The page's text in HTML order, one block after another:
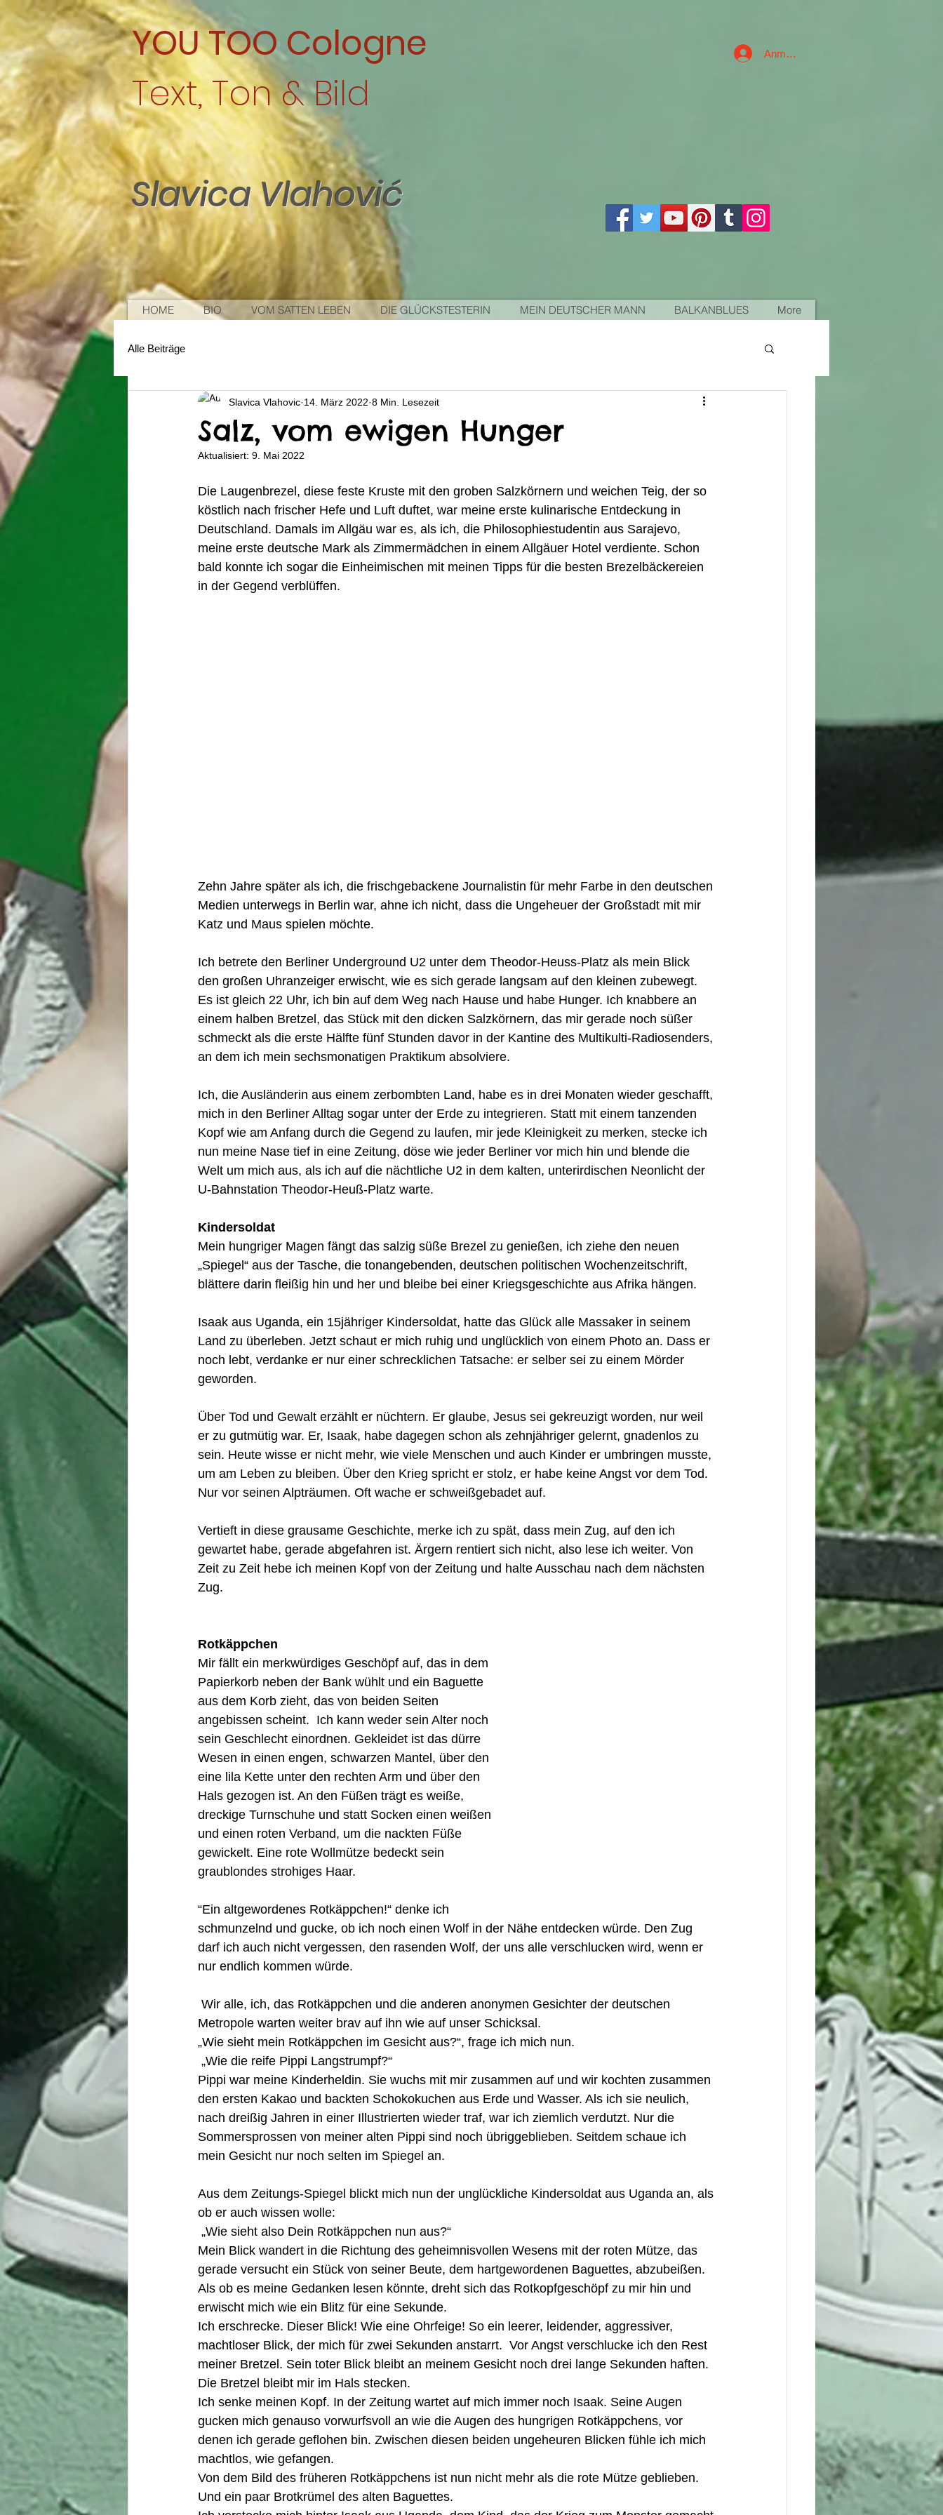
YOU TOO Cologne
Text, Ton & Bild
Slavica Vlahović
Anmelden
HOME BIO VOM SATTEN LEBEN DIE GLÜCKSTESTERIN MEIN DEUTSCHER MANN BALKANBLUES More
Alle Beiträge
Salz, vom ewigen Hunger
Slavica Vlahovic 14. März 2022 8 Min. Lesezeit
Aktualisiert: 9. Mai 2022
Die Laugenbrezel, diese feste Kruste mit den groben Salzkörnern und weichen Teig, der so
köstlich nach frischer Hefe und Luft duftet, war meine erste kulinarische Entdeckung in
Deutschland. Damals im Allgäu war es, als ich, die Philosophiestudentin aus Sarajevo,
meine erste deutsche Mark als Zimmermädchen in einem Allgäuer Hotel verdiente. Schon
bald konnte ich sogar die Einheimischen mit meinen Tipps für die besten Brezelbäckereien
in der Gegend verblüffen.
Zehn Jahre später als ich, die frischgebackene Journalistin für mehr Farbe in den deutschen
Medien unterwegs in Berlin war, ahne ich nicht, dass die Ungeheuer der Großstadt mit mir
Katz und Maus spielen möchte.
Ich betrete den Berliner Underground U2 unter dem Theodor-Heuss-Platz als mein Blick
den großen Uhranzeiger erwischt, wie es sich gerade langsam auf den kleinen zubewegt.
Es ist gleich 22 Uhr, ich bin auf dem Weg nach Hause und habe Hunger. Ich knabbere an
einem halben Bretzel, das Stück mit den dicken Salzkörnern, das mir gerade noch süßer
schmeckt als die erste Hälfte fünf Stunden davor in der Kantine des Multikulti-Radiosenders,
an dem ich mein sechsmonatigen Praktikum absolviere.
Ich, die Ausländerin aus einem zerbombten Land, habe es in drei Monaten wieder geschafft,
mich in den Berliner Alltag sogar unter der Erde zu integrieren. Statt mit einem tanzenden
Kopf wie am Anfang durch die Gegend zu laufen, mir jede Kleinigkeit zu merken, stecke ich
nun meine Nase tief in eine Zeitung, döse wie jeder Berliner vor mich hin und blende die
Welt um mich aus, als ich auf die nächtliche U2 in dem kalten, unterirdischen Neonlicht der
U-Bahnstation Theodor-Heuß-Platz warte.
Kindersoldat
Mein hungriger Magen fängt das salzig süße Brezel zu genießen, ich ziehe den neuen
„Spiegel“ aus der Tasche, die tonangebenden, deutschen politischen Wochenzeitschrift,
blättere darin fleißig hin und her und bleibe bei einer Kriegsgeschichte aus Afrika hängen.
Isaak aus Uganda, ein 15jähriger Kindersoldat, hatte das Glück alle Massaker in seinem
Land zu überleben. Jetzt schaut er mich ruhig und unglücklich von einem Photo an. Dass er
noch lebt, verdanke er nur einer schrecklichen Tatsache: er selber sei zu einem Mörder
geworden.
Über Tod und Gewalt erzählt er nüchtern. Er glaube, Jesus sei gekreuzigt worden, nur weil
er zu gutmütig war. Er, Isaak, habe dagegen schon als zehnjähriger gelernt, gnadenlos zu
sein. Heute wisse er nicht mehr, wie viele Menschen und auch Kinder er umbringen musste,
um am Leben zu bleiben. Über den Krieg spricht er stolz, er habe keine Angst vor dem Tod.
Nur vor seinen Alpträumen. Oft wache er schweißgebadet auf.
Vertieft in diese grausame Geschichte, merke ich zu spät, dass mein Zug, auf den ich
gewartet habe, gerade abgefahren ist. Ärgern rentiert sich nicht, also lese ich weiter. Von
Zeit zu Zeit hebe ich meinen Kopf von der Zeitung und halte Ausschau nach dem nächsten
Zug.
Rotkäppchen
Mir fällt ein merkwürdiges Geschöpf auf, das in dem
Papierkorb neben der Bank wühlt und ein Baguette
aus dem Korb zieht, das von beiden Seiten
angebissen scheint.  Ich kann weder sein Alter noch
sein Geschlecht einordnen. Gekleidet ist das dürre
Wesen in einen engen, schwarzen Mantel, über den
eine lila Kette unter den rechten Arm und über den
Hals gezogen ist. An den Füßen trägt es weiße,
dreckige Turnschuhe und statt Socken einen weißen
und einen roten Verband, um die nackten Füße
gewickelt. Eine rote Wollmütze bedeckt sein
graublondes strohiges Haar.
“Ein altgewordenes Rotkäppchen!“ denke ich
schmunzelnd und gucke, ob ich noch einen Wolf in der Nähe entdecken würde. Den Zug
darf ich auch nicht vergessen, den rasenden Wolf, der uns alle verschlucken wird, wenn er
nur endlich kommen würde.
Metropole warten weiter brav auf ihn wie auf unser Schicksal.
„Wie sieht mein Rotkäppchen im Gesicht aus?“, frage ich mich nun.
„Wie die reife Pippi Langstrumpf?“
Pippi war meine Kinderheldin. Sie wuchs mit mir zusammen auf und wir kochten zusammen
den ersten Kakao und backten Schokokuchen aus Erde und Wasser. Als ich sie neulich,
nach dreißig Jahren in einer Illustrierten wieder traf, war ich ziemlich verdutzt. Nur die
Sommersprossen von meiner alten Pippi sind noch übriggeblieben. Seitdem schaue ich
mein Gesicht nur noch selten im Spiegel an.
Aus dem Zeitungs-Spiegel blickt mich nun der unglückliche Kindersoldat aus Uganda an, als
ob er auch wissen wolle:
„Wie sieht also Dein Rotkäppchen nun aus?“
Mein Blick wandert in die Richtung des geheimnisvollen Wesens mit der roten Mütze, das
gerade versucht ein Stück von seiner Beute, dem hartgewordenen Baguettes, abzubeißen.
Als ob es meine Gedanken lesen könnte, dreht sich das Rotkopfgeschöpf zu mir hin und
erwischt mich wie ein Blitz für eine Sekunde.
Ich erschrecke. Dieser Blick! Wie eine Ohrfeige! So ein leerer, leidender, aggressiver,
machtloser Blick, der mich für zwei Sekunden anstarrt.  Vor Angst verschlucke ich den Rest
meiner Bretzel. Sein toter Blick bleibt an meinem Gesicht noch drei lange Sekunden haften.
Die Bretzel bleibt mir im Hals stecken.
Ich senke meinen Kopf. In der Zeitung wartet auf mich immer noch Isaak. Seine Augen
gucken mich genauso vorwurfsvoll an wie die Augen des hungrigen Rotkäppchens, vor
denen ich gerade geflohen bin. Zwischen diesen beiden ungeheuren Blicken fühle ich mich
machtlos, wie gefangen.
Von dem Bild des früheren Rotkäppchens ist nun nicht mehr als die rote Mütze geblieben.
Und ein paar Brotkrümel des alten Baguettes.